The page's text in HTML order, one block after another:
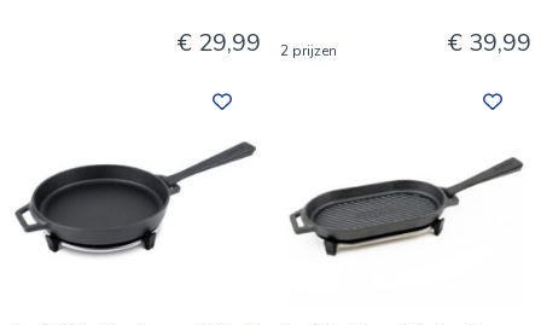
€ 29,99 2 prijzen € 39,99